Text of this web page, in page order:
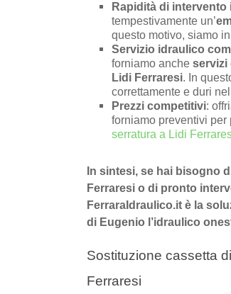
Rapidità di
tempestivamente un’
questo motivo, siamo
Servizio idraulico
forniamo anche servizi
Lidi Ferraresi. In
correttamente e duri
Prezzi competitivi:
forniamo preventivi per
serratura a Lidi
In sintesi, se hai bisogno
Ferraresi o di pronto
FerraraIdraulico.it è la
di Eugenio l’idraulico
Sostituzione cassetta
Ferraresi